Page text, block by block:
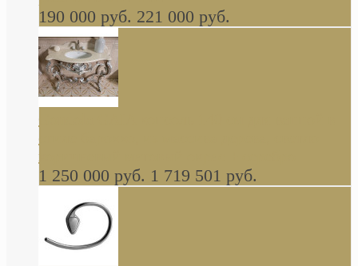
190 000 руб. 221 000 руб.
стиле барокко, из массива дерева, светло
коричневый матовый окрас + серебро
1 250 000 руб. 1 719 501 руб.